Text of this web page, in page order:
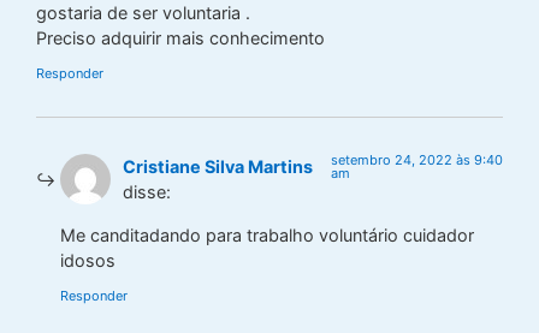
gostaria de ser voluntaria .
Preciso adquirir mais conhecimento
Responder
Cristiane Silva Martins
disse:
setembro 24, 2022 às 9:40
am
Me canditadando para trabalho voluntário cuidador
idosos
Responder